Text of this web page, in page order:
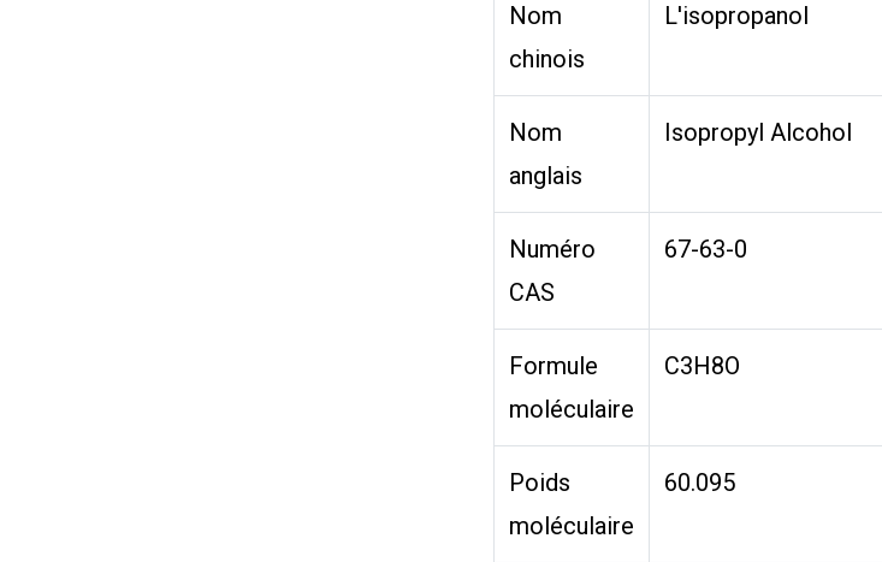
Nom
chinois
L'isopropanol
Nom
anglais
Isopropyl Alcohol
Numéro
CAS
67-63-0
Formule
moléculaire
C3H8O
Poids
moléculaire
60.095